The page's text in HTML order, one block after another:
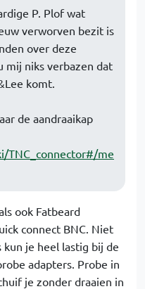
P. Plof wat
verworven bezit is
over deze
mij niks verbazen dat
komt.
de aandraaikap
TNC_connector#/me
ook Fatbeard
connect BNC. Niet
je heel lastig bij de
adapters. Probe in
je zonder draaien in